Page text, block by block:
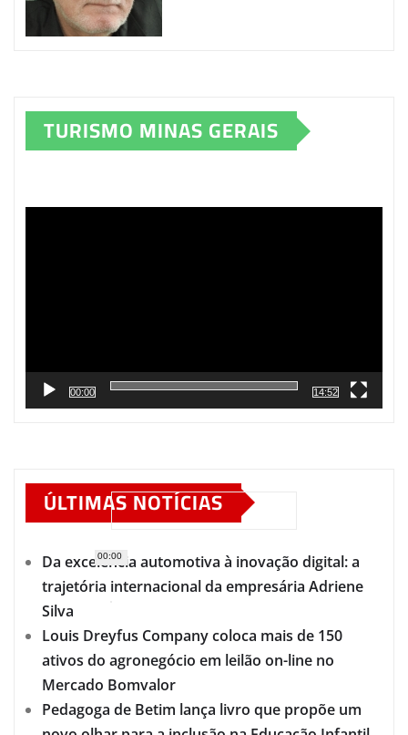
TURISMO MINAS GERAIS
00:00
00:00
14:52
ÚLTIMAS NOTÍCIAS
Da excelência automotiva à inovação digital: a
trajetória internacional da empresária Adriene
Silva
Louis Dreyfus Company coloca mais de 150
ativos do agronegócio em leilão on-line no
Mercado Bomvalor
Pedagoga de Betim lança livro que propõe um